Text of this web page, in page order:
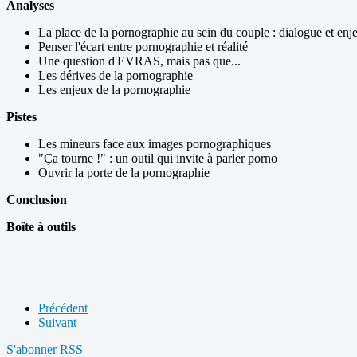
Analyses
La place de la pornographie au sein du couple : dialogue et
Penser l'écart entre pornographie et réalité
Une question d'EVRAS, mais pas que...
Les dérives de la pornographie
Les enjeux de la pornographie
Pistes
Les mineurs face aux images pornographiques
"Ça tourne !" : un outil qui invite à parler porno
Ouvrir la porte de la pornographie
Conclusion
Boîte à outils
Précédent
Suivant
S'abonnerRSS